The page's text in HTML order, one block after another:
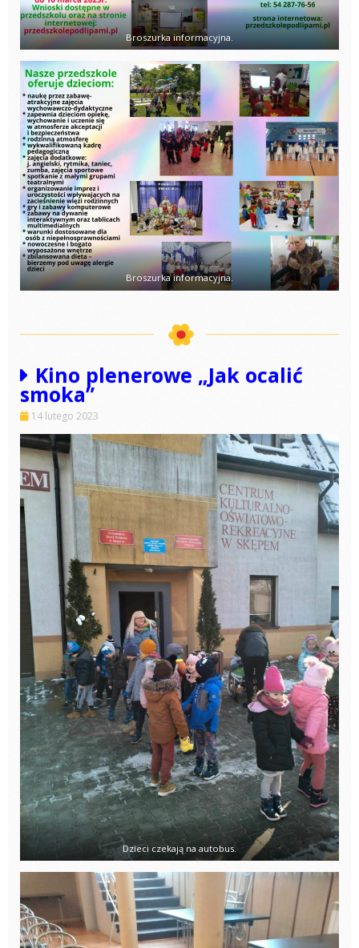
Broszurka informacyjna.
Broszurka informacyjna.
Kino plenerowe „Jak ocalić
smoka”
14 lutego 2023
Dzieci czekają na autobus.